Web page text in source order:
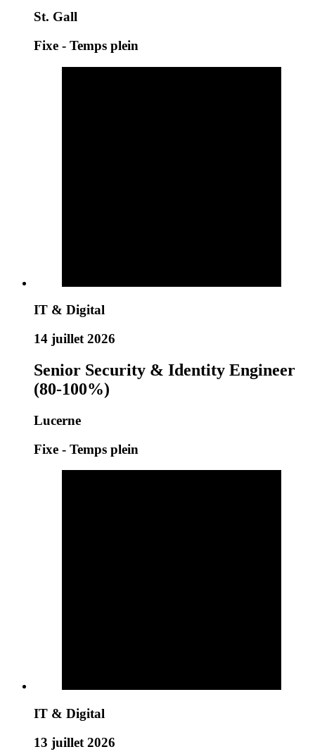
St. Gall
Fixe - Temps plein
IT & Digital
14 juillet 2026
Senior Security & Identity Engineer
(80-100%)
Lucerne
Fixe - Temps plein
IT & Digital
13 juillet 2026